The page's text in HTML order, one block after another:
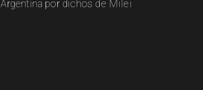
Argentina por dichos de Milei